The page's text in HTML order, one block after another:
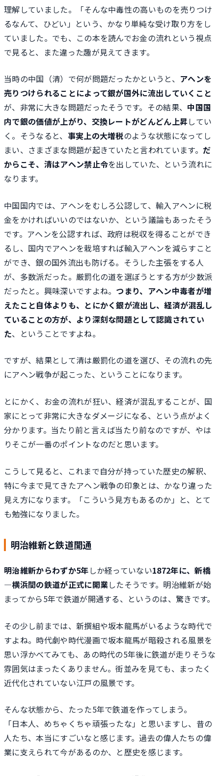
理解していました。「そんな中毒性の高いものを売りつけ
るなんて、ひどい」という、かなり単純な受け取り方をし
ていました。でも、この本を読んでお金の流れという視点
で見ると、また違った趣が見えてきます。
当時の中国（清）で何が問題だったかというと、 アヘンを
売りつけられることによって銀が国外に流出していくこと
が、非常に大きな問題だったそうです。その結果、 中国国
内で銀の価値が上がり、交換レートがどんどん上昇してい
く。そうなると、 事実上の大増税のような状態になってし
まい、さまざまな問題が起きていたと言われています。 だ
からこそ、清はアヘン禁止令を出していた、という流れに
なります。
中国国内では、アヘンをむしろ公認して、輸入アヘンに税
金をかければいいのではないか、という議論もあったそう
です。アヘンを公認すれば、政府は税収を得ることができ
るし、国内でアヘンを栽培すれば輸入アヘンを減らすこと
ができ、銀の国外流出も防げる。そうした主張をする人
が、多数派だった。厳罰化の道を選ぼうとする方が少数派
だったと。興味深いですよね。 つまり、アヘン中毒者が増
えたこと自体よりも、とにかく銀が流出し、経済が混乱し
ていることの方が、より深刻な問題として認識されてい
た、ということですよね。
ですが、結果として清は厳罰化の道を選び、その流れの先
にアヘン戦争が起こった、ということになります。
とにかく、お金の流れが狂い、経済が混乱することが、国
家にとって非常に大きなダメージになる、という点がよく
分かります。当たり前と言えば当たり前なのですが、やは
りそこが一番のポイントなのだと思います。
こうして見ると、これまで自分が持っていた歴史の解釈、
特に今まで見てきたアヘン戦争の印象とは、かなり違った
見え方になります。「こういう見方もあるのか」と、とて
も勉強になりました。
明治維新と鉄道開通
明治維新からわずか5年しか経っていない1872年に、新橋
―横浜間の鉄道が正式に開業したそうです。明治維新が始
まってから5年で鉄道が開通する、というのは、驚きです。
その少し前までは、新撰組や坂本龍馬がいるような時代で
すよね。時代劇や時代漫画で坂本龍馬が暗殺される風景を
思い浮かべてみても、あの時代の5年後に鉄道が走りそうな
雰囲気はまったくありません。街並みを見ても、まったく
近代化されていない江戸の風景です。
そんな状態から、たった5年で鉄道を作ってしまう。
「日本人、めちゃくちゃ頑張ったな」と思いますし、昔の
人たち、本当にすごいなと感じます。過去の偉人たちの偉
業に支えられて今があるのか、と歴史を感じます。